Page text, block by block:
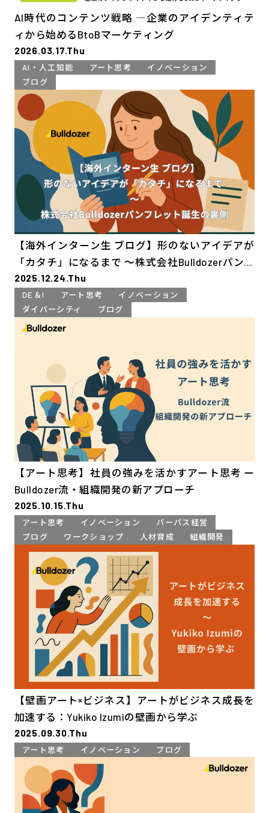
AI時代のコンテンツ戦略 ―企業のアイデンティテ
ィから始めるBtoBマーケティング
2026.03.17.Thu
AI・人工知能 アート思考
イノベーション
ブログ
【海外インターン生 ブログ】形のないアイデアが
「カタチ」になるまで 〜株式会社Bulldozerパンフ
レット誕生の裏側
2025.12.24.Thu
DE＆I アート思考
イノベーション
ダイバーシティ
ブログ
【アート思考】社員の強みを活かすアート思考 ー
Bulldozer流・組織開発の新アプローチ
2025.10.15.Thu
アート思考 イノベーション
パーパス経営
ブログ
ワークショップ 人材育成 組織開発
【壁画アート×ビジネス】アートがビジネス成長を
加速する：Yukiko Izumiの壁画から学ぶ
2025.09.30.Thu
アート思考 イノベーション ブログ